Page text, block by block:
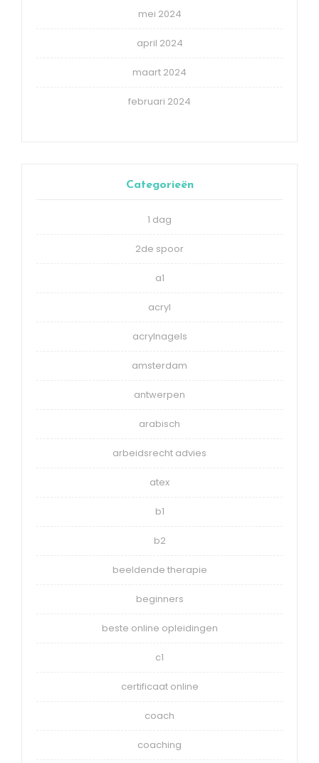
mei 2024
april 2024
maart 2024
februari 2024
Categorieën
1 dag
2de spoor
a1
acryl
acrylnagels
amsterdam
antwerpen
arabisch
arbeidsrecht advies
atex
b1
b2
beeldende therapie
beginners
beste online opleidingen
c1
certificaat online
coach
coaching